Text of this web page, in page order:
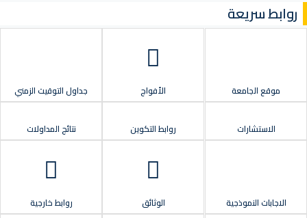
روابط سريعة
موقع الجامعة الأفواج جداول التوقيت الزمني
الاستشارات روابط التكوين نتائج المداولات
الاجابات النموذجية الوثائق روابط خارجية